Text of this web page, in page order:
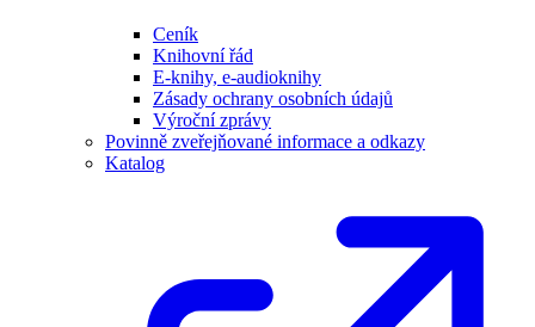
Ceník
Knihovní řád
E-knihy, e-audioknihy
Zásady ochrany osobních údajů
Výroční zprávy
Povinně zveřejňované informace a odkazy
Katalog